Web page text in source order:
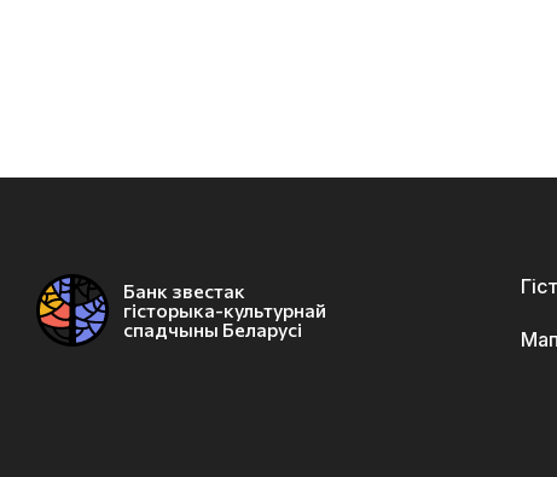
Банк звестак
гісторыка-культурнай
спадчыны Беларусі